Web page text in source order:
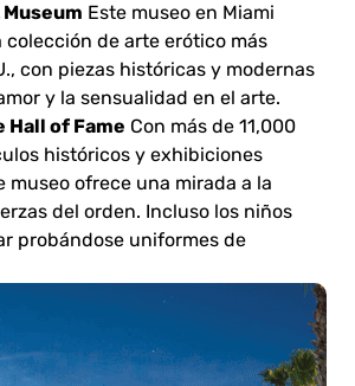
Este museo en Miami
colección de arte erótico más
con piezas históricas y modernas
y la sensualidad en el arte.
Hall of Fame Con más de 11,000
históricos y exhibiciones
museo ofrece una mirada a la
del orden. Incluso los niños
probándose uniformes de